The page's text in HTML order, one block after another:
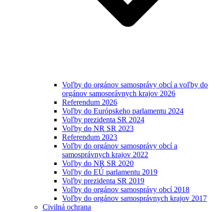
Voľby do orgánov samosprávy obcí a voľby do
orgánov samosprávnych krajov 2026
Referendum 2026
Voľby do Európskeho parlamentu 2024
Voľby prezidenta SR 2024
Voľby do NR SR 2023
Referendum 2023
Voľby do orgánov samosprávy obcí a
samosprávnych krajov 2022
Voľby do NR SR 2020
Voľby do EÚ parlamentu 2019
Voľby prezidenta SR 2019
Voľby do orgánov samosprávy obcí 2018
Voľby do orgánov samosprávnych krajov 2017
Civilná ochrana